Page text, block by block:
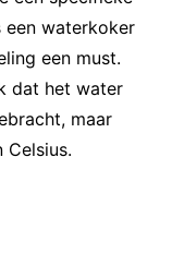
waterkoker
een must.
dat het water
maar